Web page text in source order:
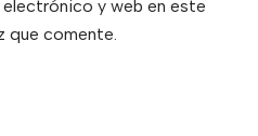
y web en este
que comente.